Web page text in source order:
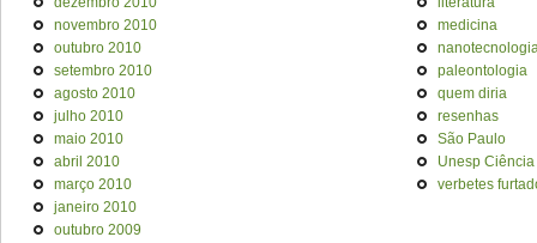
novembro 2010
outubro 2010
setembro 2010
agosto 2010
julho 2010
maio 2010
abril 2010
março 2010
janeiro 2010
outubro 2009
medicina
paleontologia
quem diria
resenhas
São Paulo
Unesp Ciência
verbetes